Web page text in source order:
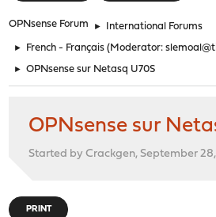
OPNsense Forum ► International Forums
► French - Français (Moderator:
► OPNsense sur Netasq U70S
OPNsense sur
Started by Crackgen, September 28,
PRINT